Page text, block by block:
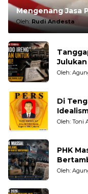
Mengenang Jasa
Oleh:Rudi Andesta
Julukan yang tidak Adil
Oleh:
Di
Oleh: Toni
PHK
Oleh: